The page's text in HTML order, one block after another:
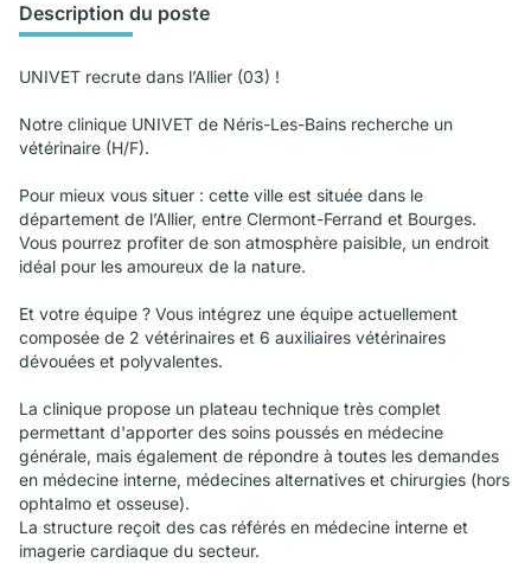
Description du poste
UNIVET recrute dans l’Allier (03) !
Notre clinique UNIVET de Néris-Les-Bains recherche un
vétérinaire (H/F).
Pour mieux vous situer : cette ville est située dans le
département de l’Allier, entre Clermont-Ferrand et Bourges.
Vous pourrez profiter de son atmosphère paisible, un endroit
idéal pour les amoureux de la nature.
Et votre équipe ? Vous intégrez une équipe actuellement
composée de 2 vétérinaires et 6 auxiliaires vétérinaires
dévouées et polyvalentes.
La clinique propose un plateau technique très complet
permettant d'apporter des soins poussés en médecine
générale, mais également de répondre à toutes les demandes
en médecine interne, médecines alternatives et chirurgies (hors
ophtalmo et osseuse).
La structure reçoit des cas référés en médecine interne et
imagerie cardiaque du secteur.